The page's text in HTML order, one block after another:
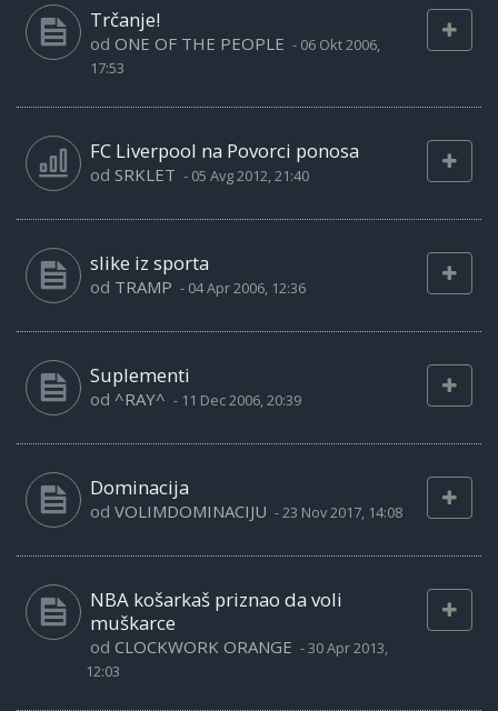
Trčanje!
od ONE OF THE PEOPLE - 06 Okt 2006,
17:53
FC Liverpool na Povorci ponosa
od SRKLET - 05 Avg 2012, 21:40
slike iz sporta
od TRAMP - 04 Apr 2006, 12:36
Suplementi
od ^RAY^ - 11 Dec 2006, 20:39
Dominacija
od VOLIMDOMINACIJU -23 Nov 2017, 14:08
NBA košarkaš priznao da voli
muškarce
od CLOCKWORK ORANGE -30 Apr 2013,
12:03